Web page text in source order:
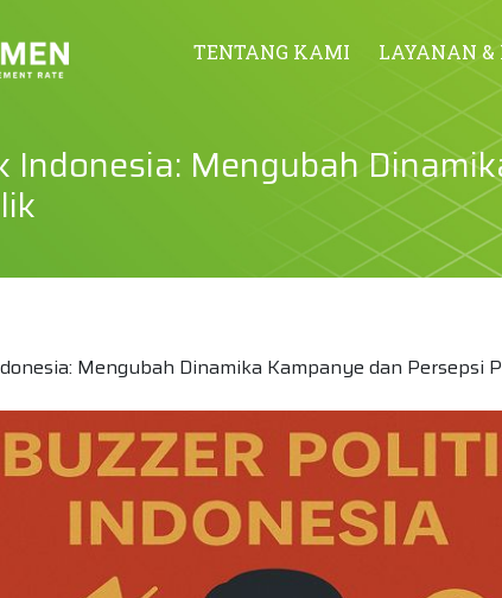
TENTANG KAMI LAYANAN &
Indonesia: Mengubah
Mengubah Dinamika Kampanye dan Persepsi